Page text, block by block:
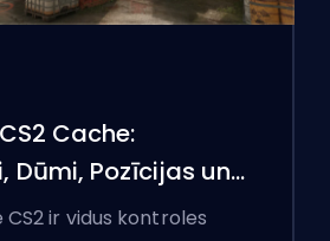
Cache:
Dūmi, Pozīcijas un
CS2 ir vidus kontroles